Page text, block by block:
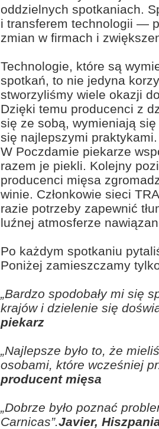
oddzielnych spotkaniach.
i transferem technologii —
zmian w firmach i
Technologie, które są
spotkań, to nie jedyna
stworzyliśmy wiele okazji
Dzięki temu producenci z
się ze sobą, wymieniają
się najlepszymi
W Poczdamie piekarze
razem je piekli. Kolejny
producenci mięsa
winie. Członkowie sieci
razie potrzeby zapewnić
luźnej atmosferze
Po każdym spotkaniu
Poniżej zamieszczamy
„Bardzo spodobały mi się
krajów i dzielenie się
piekarz
„Najlepsze było to, że
osobami, które wcześniej
producent mięsa
„Dobrze było poznać
Carnicas”.Javier,